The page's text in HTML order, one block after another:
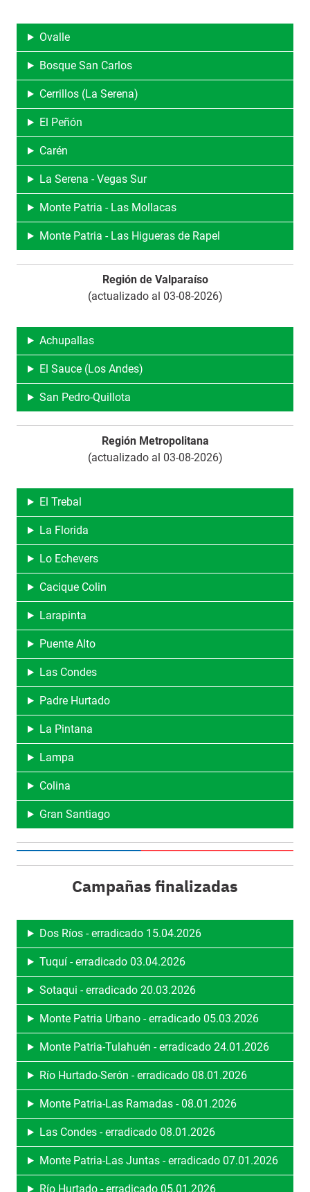
Ovalle
Bosque San Carlos
Cerrillos (La Serena)
El Peñón
Carén
La Serena - Vegas Sur
Monte Patria - Las Mollacas
Monte Patria - Las Higueras de Rapel
Región de Valparaíso
(actualizado al 03-08-2026)
Achupallas
El Sauce (Los Andes)
San Pedro-Quillota
Región Metropolitana
(actualizado al 03-08-2026)
El Trebal
La Florida
Lo Echevers
Cacique Colin
Larapinta
Puente Alto
Las Condes
Padre Hurtado
La Pintana
Lampa
Colina
Gran Santiago
Campañas finalizadas
Dos Ríos - erradicado 15.04.2026
Tuquí - erradicado 03.04.2026
Sotaqui - erradicado 20.03.2026
Monte Patria Urbano - erradicado 05.03.2026
Monte Patria-Tulahuén - erradicado 24.01.2026
Río Hurtado-Serón - erradicado 08.01.2026
Monte Patria-Las Ramadas - 08.01.2026
Las Condes - erradicado 08.01.2026
Monte Patria-Las Juntas - erradicado 07.01.2026
Río Hurtado - erradicado 05.01.2026